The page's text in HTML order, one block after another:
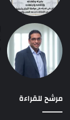
مرشح للقراءة